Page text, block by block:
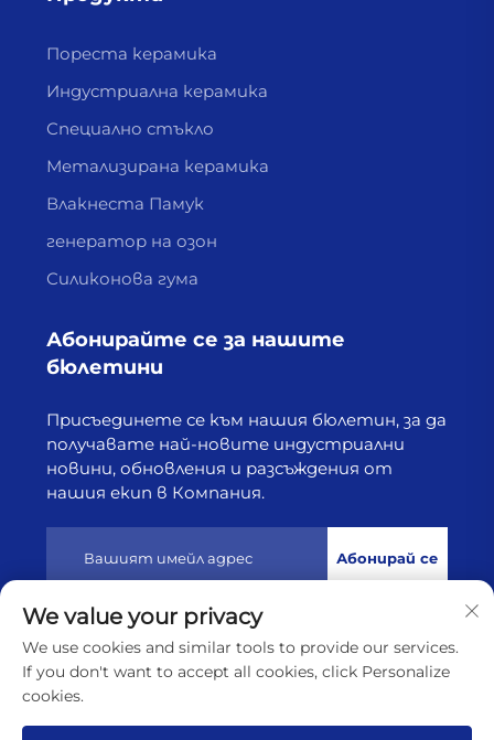
Пореста керамика
Индустриална керамика
Специално стъкло
Метализирана керамика
Влакнеста Памук
генератор на озон
Силиконова гума
Абонирайте се за нашите
бюлетини
Присъединете се към нашия бюлетин, за да
получавате най-новите индустриални
новини, обновления и разсъждения от
нашия екип в Компания.
Абонирай се
Всички права запазени © 2025 от Лянюнган Хайборн
Технолоджи Ко., Лтд
Политика за поверителност
We value your privacy
We use cookies and similar tools to provide our services.
If you don't want to accept all cookies, click Personalize
cookies.